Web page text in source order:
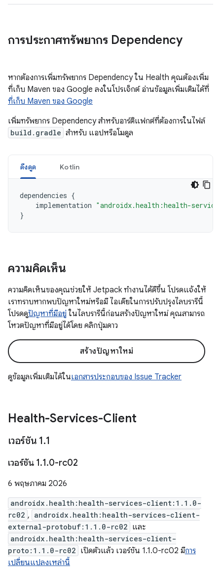
การประกาศทรัพยากร Dependency
หากต้องการเพิ่มทรัพยากร Dependency ใน Health คุณต้องเพิ่ม
ที่เก็บ Maven ของ Google ลงในโปรเจ็กต์ อ่านข้อมูลเพิ่มเติมได้ที่
ที่เก็บ Maven ของ Google
เพิ่มทรัพยากร Dependency สำหรับอาร์ติแฟกต์ที่ต้องการในไฟล์
build.gradle สำหรับ แอปหรือโมดูล
ดึงดูด Kotlin
dependencies {
implementation "androidx.health:health-
}
ความคิดเห็น
ความคิดเห็นของคุณช่วยให้ Jetpack ทำงานได้ดีขึ้น โปรดแจ้งให้
เราทราบหากพบปัญหาใหม่หรือมี ไอเดียในการปรับปรุงไลบรารีนี้
โปรดดูปัญหาที่มีอยู่ ในไลบรารีนี้ก่อนสร้างปัญหาใหม่ คุณสามารถ
โหวตปัญหาที่มีอยู่ได้โดย คลิกปุ่มดาว
สร้างปัญหาใหม่
ดูข้อมูลเพิ่มเติมได้ในเอกสารประกอบของ Issue Tracker
Health-Services-Client
เวอร์ชัน 1.1
เวอร์ชัน 1.1.0-rc02
6 พฤษภาคม 2026
androidx.health:health-services-client:1.1.0-
rc02 , androidx.health:health-services-client-
external-protobuf:1.1.0-rc02 และ
androidx.health:health-services-client-
proto:1.1.0-rc02 เปิดตัวแล้ว เวอร์ชัน 1.1.0-rc02 มีการ
เปลี่ยนแปลงเหล่านี้